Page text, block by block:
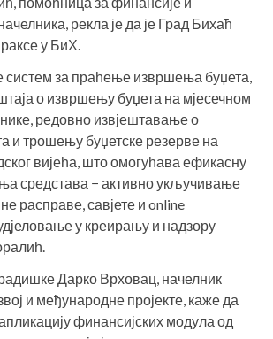
рекла је да је Град Бихаћ
у БиХ.
систем за праћење извршења буџета,
о извршењу буџета на мјесечном
редовно извјештавање о
и трошењу буџетске резерве на
вијећа, што омогућава ефикасну
средстава − активно укључивање
расправе, савјете и online
у креирању и надзору
Дарко Врховац, начелник
и међународне пројекте, каже да
финансијских модула од